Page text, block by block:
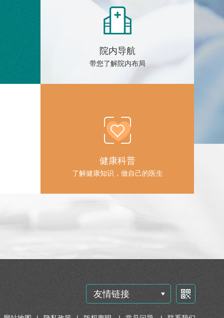
院内导航
带您了解院内布局
健康科普
了解健康知识，做自己的医生
友情链接